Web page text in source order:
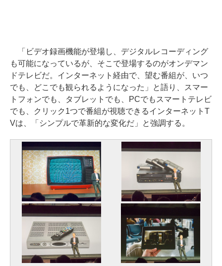
「ビデオ録画機能が登場し、デジタルレコーディング
も可能になっているが、そこで登場するのがオンデマン
ドテレビだ。インターネット経由で、望む番組が、いつ
でも、どこでも観られるようになった」と語り、スマー
トフォンでも、タブレットでも、PCでもスマートテレビ
でも、クリック1つで番組が視聴できるインターネットT
Vは、「シンプルで革新的な変化だ」と強調する。